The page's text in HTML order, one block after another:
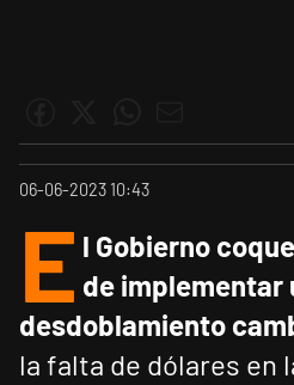
06-06-2023 10:43
E l Gobierno
de implementar
desdoblamiento
la falta de dólares en